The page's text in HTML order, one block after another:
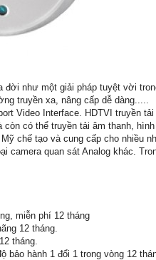
đời như một giải pháp tuyệt vời
truyền xa, nâng cấp dễ dàng.....
Video Interface. HDTVI truyền
còn có thể truyền tải âm thanh,
chế tạo và cung cấp cho nhiều
camera quan sát Analog khác.
miễn phí 12 tháng
12 tháng.
tháng.
bảo hành 1 đổi 1 trong vòng 12